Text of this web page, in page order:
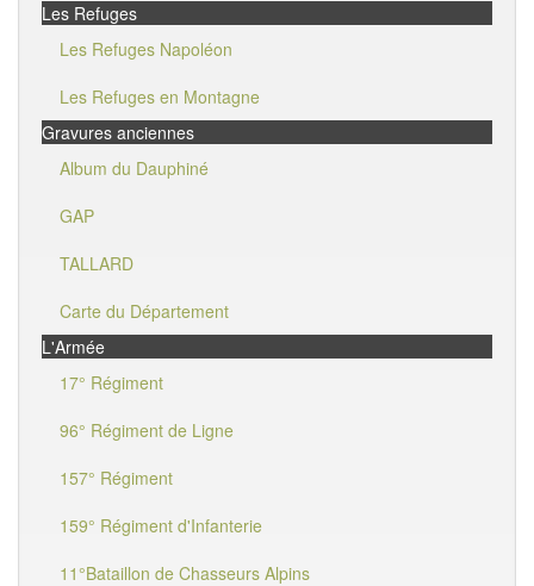
Les Refuges
Les Refuges Napoléon
Les Refuges en Montagne
Gravures anciennes
Album du Dauphiné
GAP
TALLARD
Carte du Département
L'Armée
17° Régiment
96° Régiment de Ligne
157° Régiment
159° Régiment d'Infanterie
11°Bataillon de Chasseurs Alpins